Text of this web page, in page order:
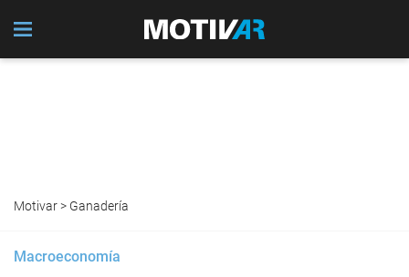
Motivar> Ganadería
Macroeconomía